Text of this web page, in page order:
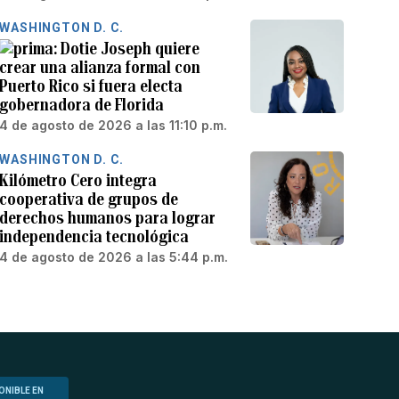
WASHINGTON D. C.
Dotie Joseph quiere
crear una alianza formal con
Puerto Rico si fuera electa
gobernadora de Florida
4 de agosto de 2026 a las 11:10 p.m.
WASHINGTON D. C.
Kilómetro Cero integra
cooperativa de grupos de
derechos humanos para lograr
independencia tecnológica
4 de agosto de 2026 a las 5:44 p.m.
EN